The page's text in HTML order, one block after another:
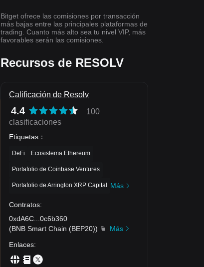
Bitget ofrece las comisiones por transacción
más bajas entre las principales plataformas de
trading. Cuanto más alto sea tu nivel VIP, más
favorables serán las comisiones.
Recursos de RESOLV
Calificación de Resolv
4.4
100
clasificaciones
Etiquetas ：
DeFi Ecosistema Ethereum
Portafolio de Coinbase Ventures
Portafolio de Arrington XRP Capital Más
Contratos:
0xdA6C
0c6b360
(BNB Smart Chain (BEP20))
Más
Enlaces: